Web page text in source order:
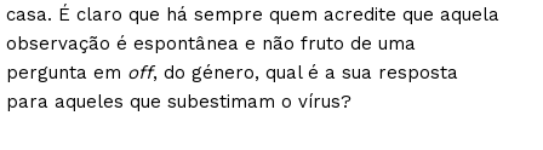
casa. É claro que há sempre quem acredite que aquela
observação é espontânea e não fruto de uma
pergunta em off, do género, qual é a sua resposta
para aqueles que subestimam o vírus?